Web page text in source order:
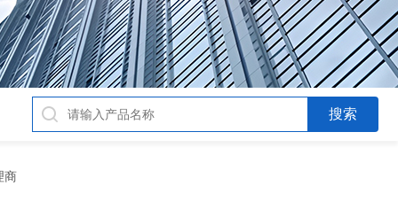
商